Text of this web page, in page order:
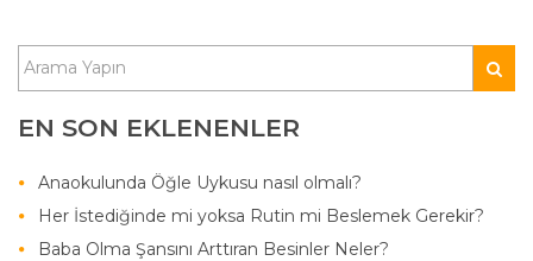
EN SON EKLENENLER
Anaokulunda Öğle Uykusu nasıl olmalı?
Her İstediğinde mi yoksa Rutin mi Beslemek Gerekir?
Baba Olma Şansını Arttıran Besinler Neler?